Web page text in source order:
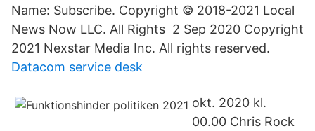
Name: Subscribe. Copyright © 2018-2021 Local
News Now LLC. All Rights 2 Sep 2020 Copyright
2021 Nexstar Media Inc. All rights reserved.
Datacom service desk
okt. 2020 kl.
00.00 Chris Rock